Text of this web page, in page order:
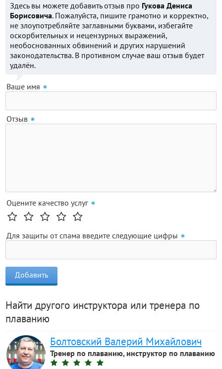
Здесь вы можете добавить отзыв про Гукова Дениса
Борисовича. Пожалуйста, пишите грамотно и корректно,
не злоупотребляйте заглавными буквами, избегайте
оскорбительных и нецензурных выражений,
необоснованных обвинений и других нарушений
законодательства. В противном случае ваш отзыв будет
удалён.
Ваше имя
Отзыв
Оцените качество услуг
Для защиты от спама введите следующие цифры
Найти другого инструктора или тренера по
плаванию
Болтовский Валерий Михайлович
Тренер по плаванию, инструктор по плаванию